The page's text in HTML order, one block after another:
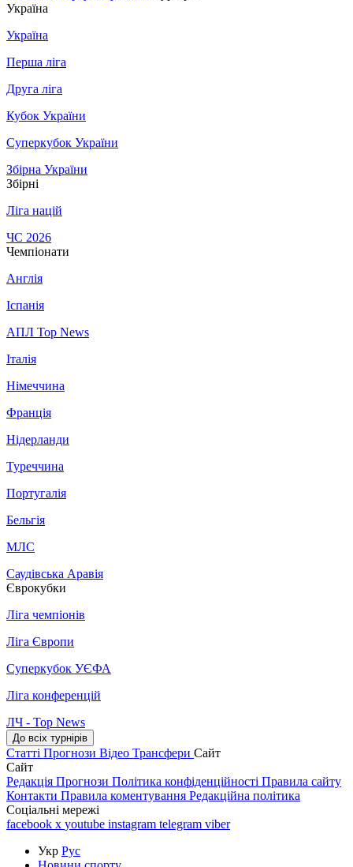
Україна
Україна
Перша ліга
Друга ліга
Кубок України
Суперкубок України
Збірна України
Збірні
Ліга націй
ЧС 2026
Чемпіонати
Англія
Іспанія
АПЛ Top News
Італія
Німеччина
Франція
Нідерланди
Туреччина
Португалія
Бельгія
МЛС
Саудівська Аравія
Єврокубки
Ліга чемпіонів
Ліга Європи
Суперкубок УЄФА
Ліга конференцій
ЛЧ - Top News
До всіх турнірів
Статті Прогнози Відео Трансфери Сайт
Сайт
Редакція Прогнози Політика конфіденційності Правила сайту
Контакти Правила коментування Редакційна політика
Соціальні мережі
facebook x youtube instagram telegram viber
Укр Рус